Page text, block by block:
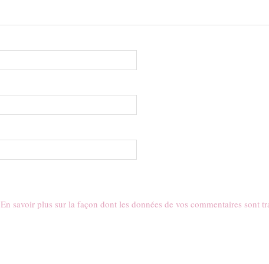
En savoir plus sur la façon dont les données de vos commentaires sont